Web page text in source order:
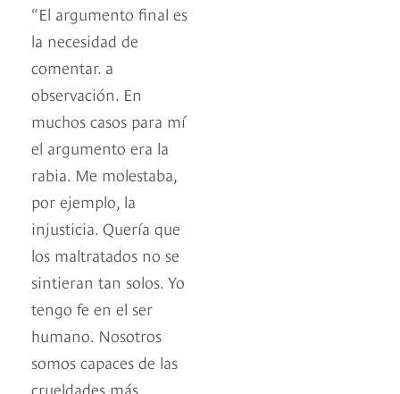
“El argumento final es
la necesidad de
comentar. a
observación. En
muchos casos para mí
el argumento era la
rabia. Me molestaba,
por ejemplo, la
injusticia. Quería que
los maltratados no se
sintieran tan solos. Yo
tengo fe en el ser
humano. Nosotros
somos capaces de las
crueldades más